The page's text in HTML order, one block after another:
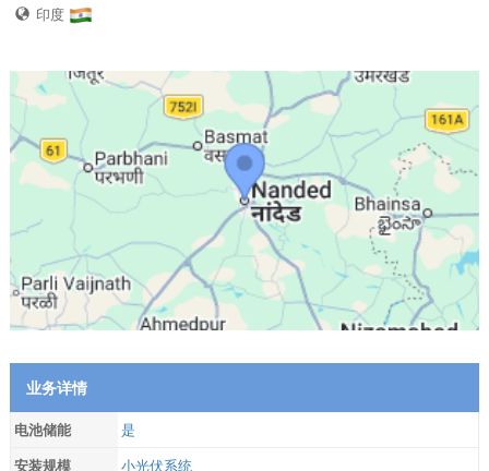
印度
业务详情
电池储能
是
安装规模
小光伏系统